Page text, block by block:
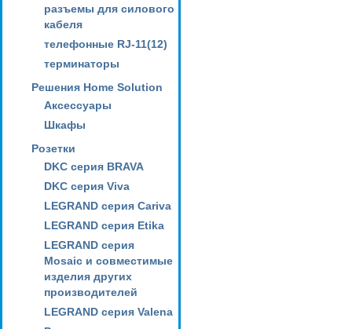
разъемы для силового
кабеля
телефонные RJ-11(12)
терминаторы
Решения Home Solution
Аксессуары
Шкафы
Розетки
DKC серия BRAVA
DKC серия Viva
LEGRAND серия Cariva
LEGRAND серия Etika
LEGRAND серия
Mosaic и совместимые
изделия других
производителей
LEGRAND серия Valena